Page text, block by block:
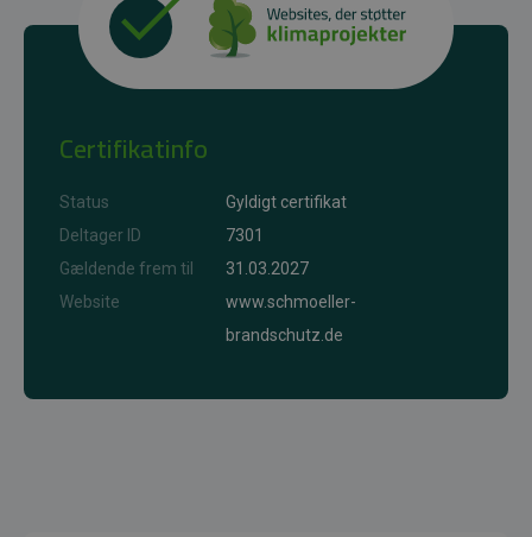
Certifikatinfo
Status
Gyldigt certifikat
Deltager ID
7301
Gældende frem til
31.03.2027
Website
www.schmoeller-
brandschutz.de